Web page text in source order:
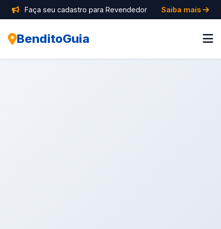
Faça seu cadastro para Revendedor Saiba mais
BenditoGuia